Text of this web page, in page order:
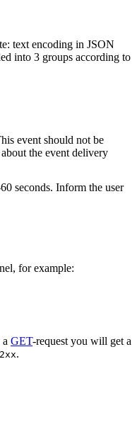
text encoding in JSON
into 3 groups according to
event should not be
the event delivery
seconds. Inform the user
for example:
GET-request you will get a
2xx.